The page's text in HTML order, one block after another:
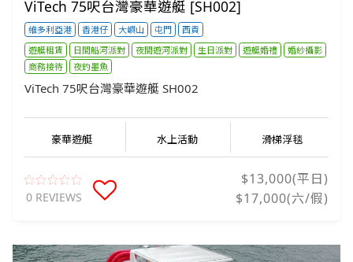
ViTech 75呎台灣豪華遊艇 [SH002]
維多利亞港 香港仔 大嶼山 屯門
西貢
遊艇租賃
日間船河派對 夜間遊河派對 生日派對 遊艇婚禮
婚紗攝影
商務接待
夜釣墨魚
ViTech 75呎台灣豪華遊艇 SH002
豪華遊艇 水上活動 滑梯浮毯
0 REVIEWS
$13,000(平日)
$17,000(六/假)